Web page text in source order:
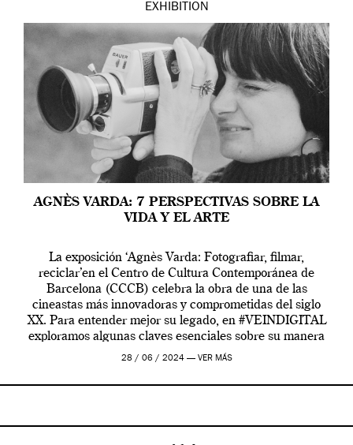
EXHIBITION
AGNÈS VARDA: 7 PERSPECTIVAS SOBRE LA
VIDA Y EL ARTE
La exposición ‘Agnès Varda: Fotografiar, filmar,
reciclar’en el Centro de Cultura Contemporánea de
Barcelona (CCCB) celebra la obra de una de las
cineastas más innovadoras y comprometidas del siglo
XX. Para entender mejor su legado, en #VEINDIGITAL
exploramos algunas claves esenciales sobre su manera
de entender la vida, el cine y el arte contemporáneo.
28 / 06 / 2024 — VER MÁS